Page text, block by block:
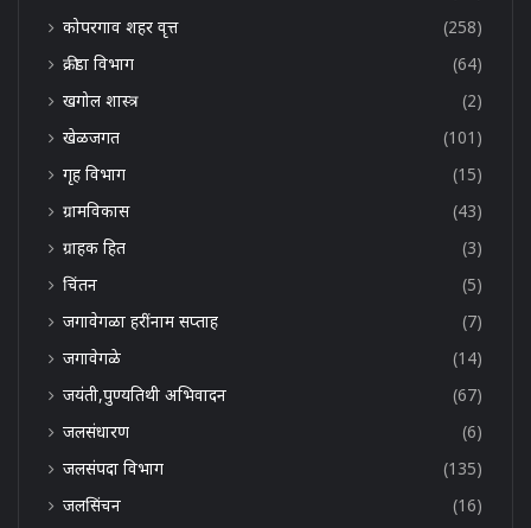
कोपरगाव शहर वृत्त
(258)
क्रीडा विभाग
(64)
खगोल शास्त्र
(2)
खेळजगत
(101)
गृह विभाग
(15)
ग्रामविकास
(43)
ग्राहक हित
(3)
चिंतन
(5)
जगावेगळा हरींनाम सप्ताह
(7)
जगावेगळे
(14)
जयंती,पुण्यतिथी अभिवादन
(67)
जलसंधारण
(6)
जलसंपदा विभाग
(135)
जलसिंचन
(16)